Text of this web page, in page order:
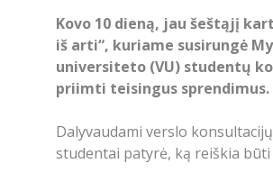
Kovo 10 dieną, jau šeštąjį
iš arti“, kuriame susirungė
universiteto (VU) studentų
priimti teisingus sprendimus.
Dalyvaudami verslo
studentai patyrė, ką reiškia